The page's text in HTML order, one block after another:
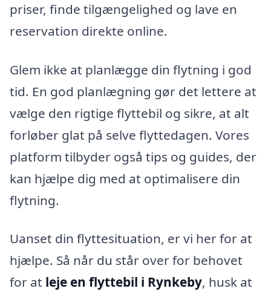
priser, finde tilgængelighed og lave en
reservation direkte online.
Glem ikke at planlægge din flytning i god
tid. En god planlægning gør det lettere at
vælge den rigtige flyttebil og sikre, at alt
forløber glat på selve flyttedagen. Vores
platform tilbyder også tips og guides, der
kan hjælpe dig med at optimalisere din
flytning.
Uanset din flyttesituation, er vi her for at
hjælpe. Så når du står over for behovet
for at leje en flyttebil i Rynkeby, husk at